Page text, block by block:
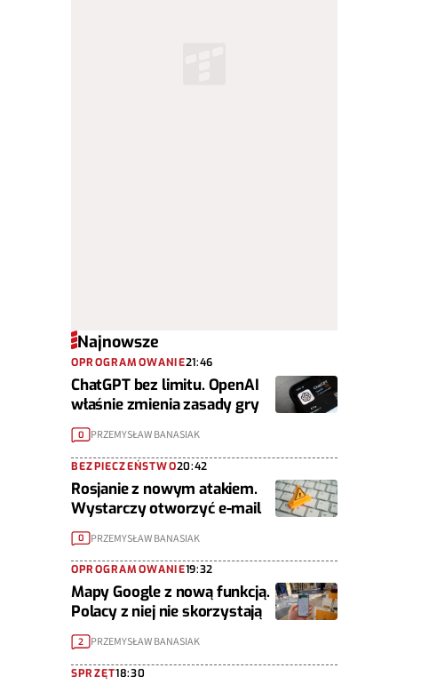
Najnowsze
OPROGRAMOWANIE21:46
ChatGPT bez limitu. OpenAI
właśnie zmienia zasady gry
0 PRZEMYSŁAW BANASIAK
BEZPIECZEŃSTWO20:42
Rosjanie z nowym atakiem.
Wystarczy otworzyć e-mail
0 PRZEMYSŁAW BANASIAK
OPROGRAMOWANIE19:32
Mapy Google z nową funkcją.
Polacy z niej nie skorzystają
2 PRZEMYSŁAW BANASIAK
SPRZĘT18:30